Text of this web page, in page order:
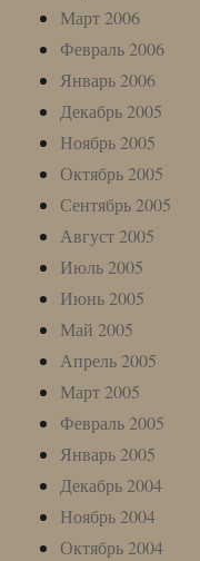
Март 2006
Февраль 2006
Январь 2006
Декабрь 2005
Ноябрь 2005
Октябрь 2005
Сентябрь 2005
Август 2005
Июль 2005
Июнь 2005
Май 2005
Апрель 2005
Март 2005
Февраль 2005
Январь 2005
Декабрь 2004
Ноябрь 2004
Октябрь 2004